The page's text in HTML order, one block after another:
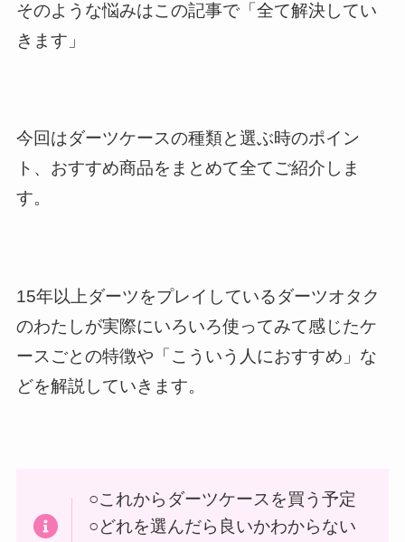
そのような悩みはこの記事で「全て解決してい
きます」
今回はダーツケースの種類と選ぶ時のポイン
ト、おすすめ商品をまとめて全てご紹介しま
す。
15年以上ダーツをプレイしているダーツオタク
のわたしが実際にいろいろ使ってみて感じたケ
ースごとの特徴や「こういう人におすすめ」な
どを解説していきます。
○これからダーツケースを買う予定
○どれを選んだら良いかわからない